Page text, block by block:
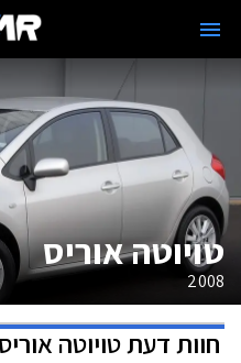
טויוטה אוריס
2008
חוות דעתטויוטה